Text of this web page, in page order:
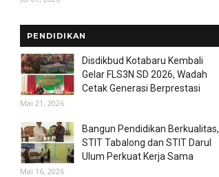
PENDIDIKAN
Disdikbud Kotabaru Kembali
Gelar FLS3N SD 2026, Wadah
Cetak Generasi Berprestasi
Mai 21, 2026
Bangun Pendidikan Berkualitas,
STIT Tabalong dan STIT Darul
Ulum Perkuat Kerja Sama
Mai 16, 2026